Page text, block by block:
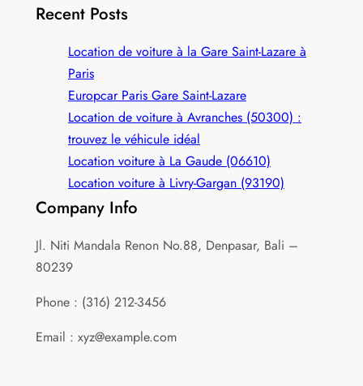
Recent Posts
Location de voiture à la Gare Saint-Lazare à
Paris
Europcar Paris Gare Saint‑Lazare
Location de voiture à Avranches (50300) :
trouvez le véhicule idéal
Location voiture à La Gaude (06610)
Location voiture à Livry-Gargan (93190)
Company Info
Jl. Niti Mandala Renon No.88, Denpasar, Bali –
80239
Phone : (316) 212-3456
Email : xyz@example.com